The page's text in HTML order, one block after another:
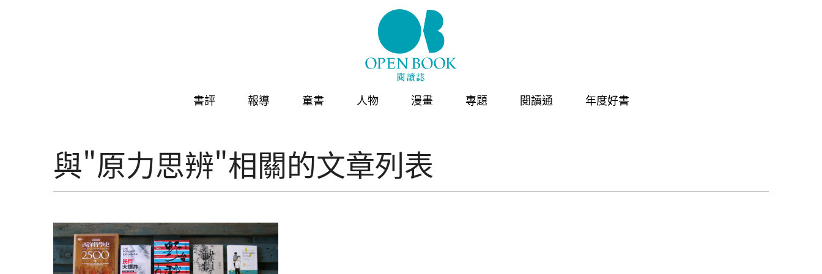
書評 報導 童書 人物 漫畫 專題 閱讀通 年度好書
與"原力思辨"相關的文章列表